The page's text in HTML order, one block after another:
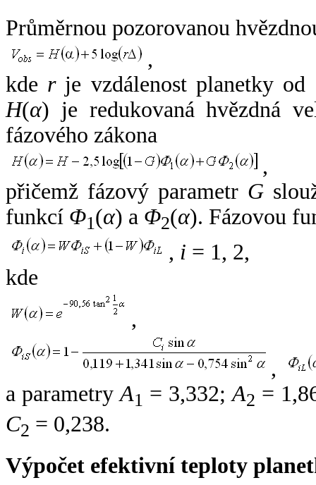
Průměrnou pozorovanou
,
kde rje vzdálenost planetky od
H(α) je redukovaná hvězdná
fázového zákona
,
přičemž fázový parametr G
funkcí Φ1(α) a Φ2(α). Fázovou
, i = 1, 2,
kde
,
,
a parametryA1 = 3,332;A2 =
C2 = 0,238.
Výpočet efektivní teploty